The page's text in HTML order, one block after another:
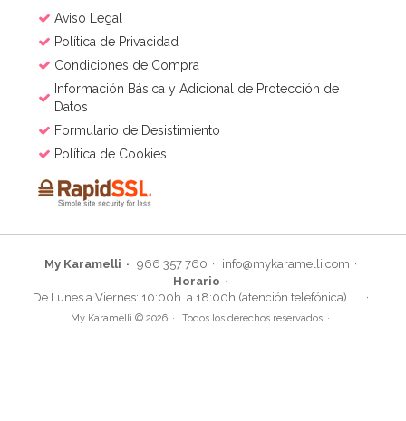
Winter Cookie Cutter Set AC
Aviso Legal
Política de Privacidad
Condiciones de Compra
Información Básica y Adicional de Protección de
Datos
Formulario de Desistimiento
Política de Cookies
My Karamelli 966 357 760
info@mykaramelli.com
Horario
De Lunes a Viernes: 10:00h. a 18:00h (atención telefónica)
My Karamelli © 2026 Todos los derechos reservados